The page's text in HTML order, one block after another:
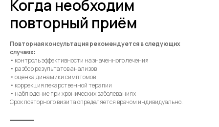
Когда необходим
повторный приём
Повторная консультация рекомендуется в следующих
случаях:
• контроль эффективности назначенного лечения
• разбор результатов анализов
• оценка динамики симптомов
• коррекция лекарственной терапии
• наблюдение при хронических заболеваниях
Срок повторного визита определяется врачом индивидуально.